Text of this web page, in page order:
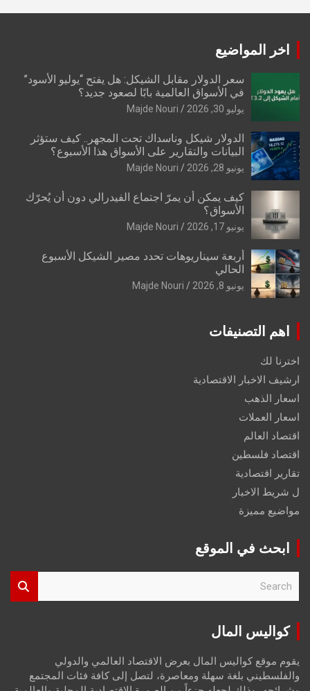
اخر المواضيع
سعر الدولار مقابل الشيكل: هل يفتح “يوليو الأسود”
في الأسواق العالمية بابًا لصعود جديد؟
يوليو 30, 2026 Majde Nouri
الدولار شيكل وناسداك تحت المجهر.. كيف ستؤثر
البيانات والتقارير على الأسواق هذا الأسبوع؟
يونيو 28, 2026 Majde Nouri
كيف يمكن أن يمرّ اجتماع الفيدرالي دون أن يُحرّك
الأسواق؟
يونيو 17, 2026 Majde Nouri
أربعة سيناريوهات تحدد مصير الشيكل الأسبوع
الحالي
يونيو 8, 2026 Majde Nouri
اهم التصنيفات
اخترنا لك
ارشيف الاخبار الاقتصادية
اسعار الذهب
اسعار العملات
اقتصاد العالم
اقتصاد فلسطين
تقارير اقتصادية
ل شريط الاخبار
مواضيع مميزة
ابحث في الموقع
r
كواليس المال
يقوم موقع كواليس المال بعرض الاقتصاد العالمي والدولي
والفلسطيني بلغة سهلة ومعاصرة، لتصل إلى كافة فئات المجتمع